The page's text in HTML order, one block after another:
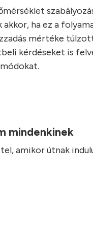
akkor, ha ez a
mértéke
kérdéseket is
mindenkinek
amikor útnak